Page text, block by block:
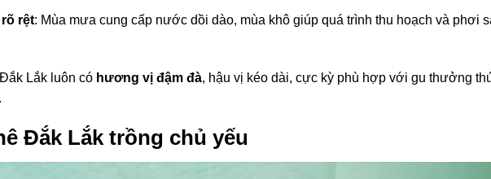
rệt: Mùa mưa cung cấp nước dồi dào, mùa khô giúp quá trình thu hoạch và phơi
Lắk luôn có hương vị đậm đà, hậu vị kéo dài, cực kỳ phù hợp với gu thưởng
Đắk Lắk trồng chủ yếu